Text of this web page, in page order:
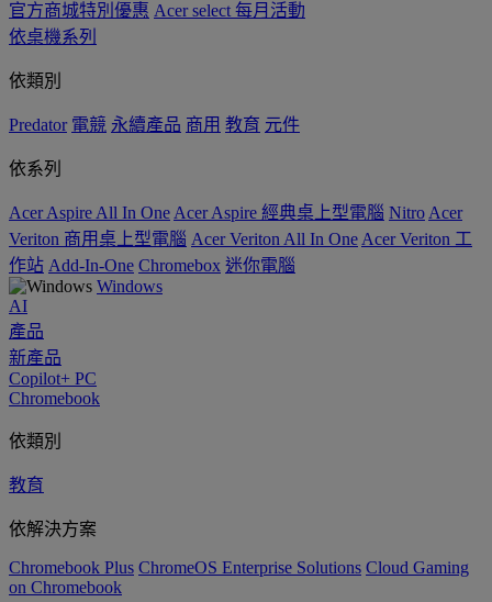
官方商城特別優惠 Acer select 每月活動
依桌機系列
依類別
Predator 電競 永續產品 商用 教育 元件
依系列
Acer Aspire All In One Acer Aspire 經典桌上型電腦 Nitro Acer
Veriton 商用桌上型電腦 Acer Veriton All In One Acer Veriton 工
作站 Add-In-One Chromebox 迷你電腦
Windows
AI
產品
新產品
Copilot+ PC
Chromebook
依類別
教育
依解決方案
Chromebook Plus ChromeOS Enterprise Solutions Cloud Gaming
on Chromebook